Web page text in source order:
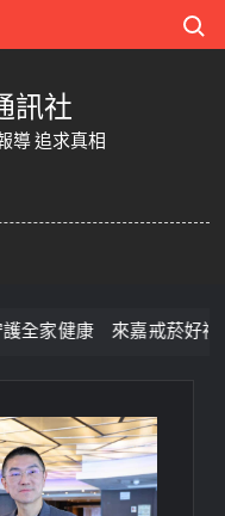
訊社
導 追求真相
康 來嘉戒菸好禮獎不完